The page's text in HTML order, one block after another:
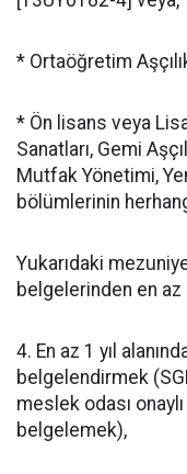
* Ortaöğretim
* Ön lisans veya
Sanatları, Gemi
Mutfak Yönetimi,
bölümlerinin
Yukarıdaki
belgelerinden en
4. En az 1 yıl
belgelendirmek
meslek odası
belgelemek),